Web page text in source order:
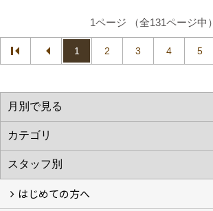
1ページ （全131ページ中）
1 2 3 4 5
はじめての方へ